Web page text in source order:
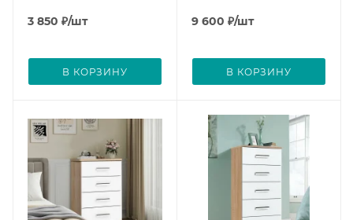
3 850 ₽/шт
В КОРЗИНУ
9 600 ₽/шт
В КОРЗИНУ